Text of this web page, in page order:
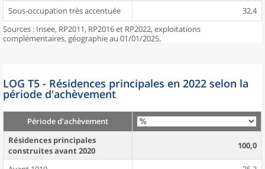
Sous-occupation très accentuée
32,4
Sources : Insee, RP2011, RP2016 et RP2022, exploitations
complémentaires, géographie au 01/01/2025.
LOG T5 - Résidences principales en 2022 selon la
période d'achèvement
Période d'achèvement
Résidences principales
construites avant 2020
100,0